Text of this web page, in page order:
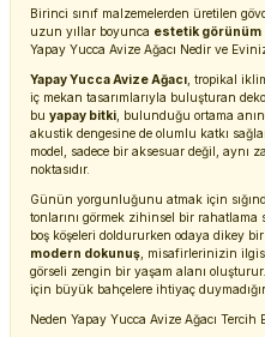
Birinci sınıf malzemelerden üretilen
uzun yıllar boyunca estetik görünüm
Yapay Yucca Avize Ağacı Nedir ve
Yapay Yucca Avize Ağacı , tropikal
iç mekan tasarımlarıyla buluşturan
bu yapay bitki , bulunduğu ortama
akustik dengesine de olumlu katkı
model, sadece bir aksesuar değil,
noktasıdır.
Günün yorgunluğunu atmak için
tonlarını görmek zihinsel bir rahatlama
boş köşeleri doldururken odaya dikey
modern dokunuş , misafirlerinizin
görseli zengin bir yaşam alanı
için büyük bahçelere ihtiyaç
Neden Yapay Yucca Avize Ağacı Tercih